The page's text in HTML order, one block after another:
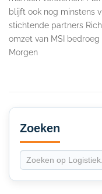
blijft ook nog minstens
stichtende partners
omzet van MSI
Morgen
Secondary
Sidebar
Zoeken